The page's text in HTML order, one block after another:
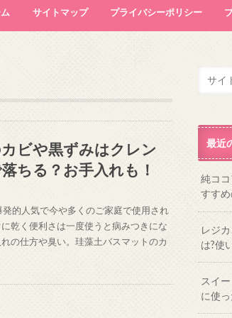
サイトマップ プライバシーポリシー
ビや黒ずみはクレン
ちる？お手入れも！
的人気で今や多くのご家庭で使用され
乾く便利さは一度使うと病みつきにな
の仕方や臭い。珪藻土バスマットのカ
最近
純コ
すす
レジ
は?使
スイ
に使